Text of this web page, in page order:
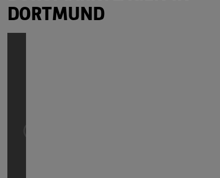
DORTMUND